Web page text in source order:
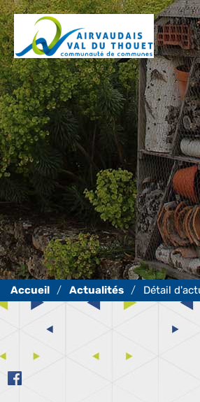
Actualités Détail
Panneau de gestion des cookies